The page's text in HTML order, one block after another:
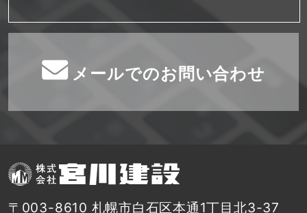
メールでのお問い合わせ
〒003-8610 札幌市白石区本通1丁目北3-37